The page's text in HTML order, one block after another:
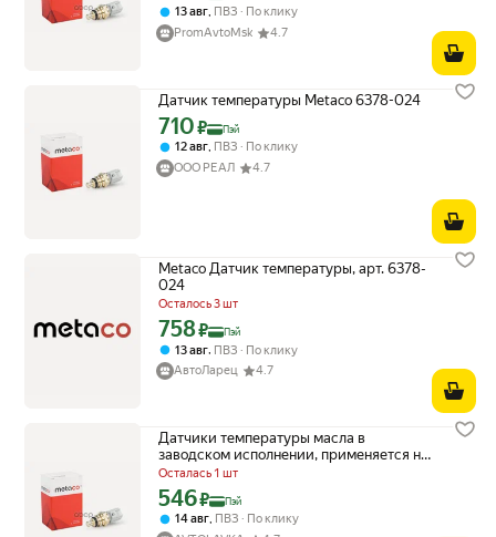
13 авг, ПВЗ
По клику
PromAvtoMsk
4.7
Датчик температуры Metaco 6378-024
Цена с картой Яндекс Пэй 710 ₽ вместо
710₽ Пэй
12 авг ПВЗ
По клику
ООО РЕАЛ
4.7
Metaco Датчик температуры, арт. 6378-
024
Осталось 3 шт
Цена с картой Яндекс Пэй 758 ₽ вместо
758₽ Пэй
13 авг, ПВЗ
По клику
АвтоЛарец
4.7
Датчики температуры масла в
заводском исполнении, применяется на
Ford Mondeo V, с 2015 года. METACO арт.
6378-024
Осталась 1 шт
Цена с картой Яндекс Пэй 546 ₽ вместо
546₽ Пэй
14 авг, ПВЗ
По клику